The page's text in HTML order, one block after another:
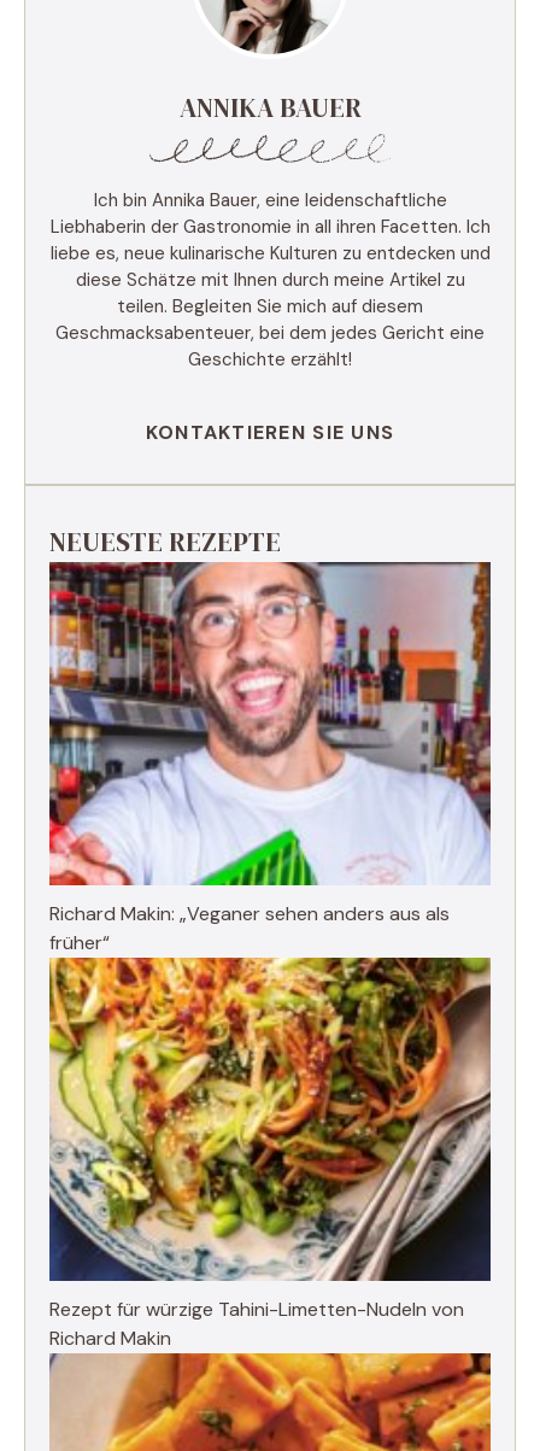
ANNIKA BAUER
Ich bin Annika Bauer, eine leidenschaftliche
Liebhaberin der Gastronomie in all ihren Facetten. Ich
liebe es, neue kulinarische Kulturen zu entdecken und
diese Schätze mit Ihnen durch meine Artikel zu
teilen. Begleiten Sie mich auf diesem
Geschmacksabenteuer, bei dem jedes Gericht eine
Geschichte erzählt!
KONTAKTIEREN SIE UNS
NEUESTE REZEPTE
Richard Makin: „Veganer sehen anders aus als
früher“
Rezept für würzige Tahini-Limetten-Nudeln von
Richard Makin